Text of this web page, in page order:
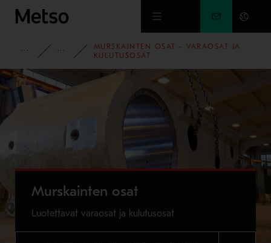
Siirry pääsisältöön
TUOTTEET JA PALVELUT
VARA- JA KULUTUSOSAT
MURSKAINTEN OSAT - VARAOSAT JA
KULUTUSOSAT
Murskainten osat
Luotettavat varaosat ja kulutusosat